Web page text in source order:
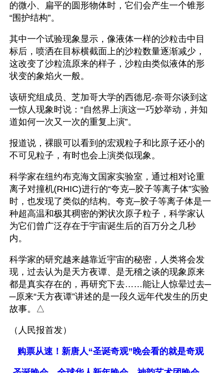
的微小、扁平的圆形物体时，它们会产生一个锥形
“围护结构”。
其中一个试验现象显示，像液体一样的沙粒击中目
标后，喷洒在目标横截面上的沙粒数量逐渐减少，
这改变了沙粒流原来的样子，沙粒由类似液体的形
状变的象焰火一般。
该研究组成员、芝加哥大学的西德尼-奈哥尔谈到这
一惊人现象时说：“自然界上演这一巧妙举动，并知
道如何一次又一次的重复上演”。
报道说，裸眼可以看到的宏观粒子和比原子还小的
不可见粒子，有时也会上演类似现象。
科学家在纽约布克海文国家实验室，通过相对论重
离子对撞机(RHIC)进行的“夸克─胶子等离子体”实验
时，也发现了类似的结构。夸克─胶子等离子体是一
种超高温和极其稠密的粥状次原子粒子，科学家认
为它们曾广泛存在于宇宙诞生后的百万分之几秒
内。
科学家的研究越来越靠近宇宙的秘密，人类将会发
现，过去认为是天方夜谭、是无稽之谈的现象原来
都是真实存在的，再研究下去……能让人惊晕过去─
─原来“天方夜谭”讲述的是一段久远年代发生的历史
故事。△
（人民报首发）
购票从速！新唐人“圣诞奇观”晚会看的就是奇观